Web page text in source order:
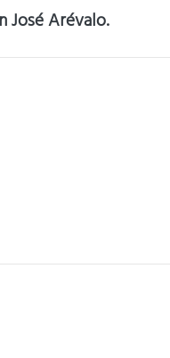
José Arévalo.